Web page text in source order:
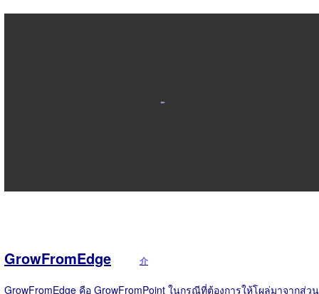
GrowFromEdge 介
GrowFromEdge คือ GrowFromPoint ในกรณีที่ต้องการให้โผล่มาจากส่วน